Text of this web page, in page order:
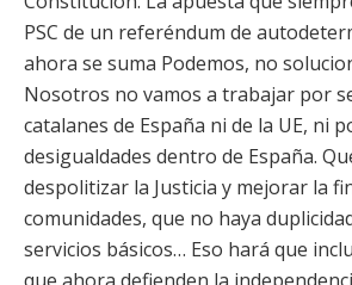
PSC de un referéndum de
ahora se suma Podemos, no
Nosotros no vamos a trabajar por
catalanes de España ni de la UE, ni
desigualdades dentro de España.
despolitizar la Justicia y mejorar la
comunidades, que no haya
servicios básicos… Eso hará que